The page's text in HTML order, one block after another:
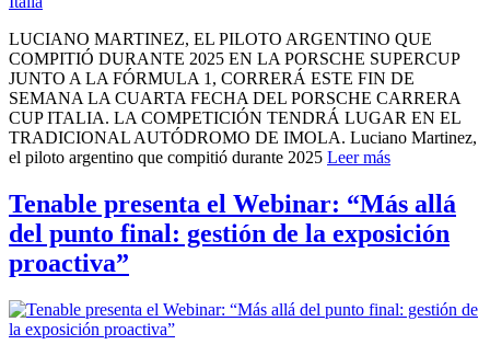
LUCIANO MARTINEZ, EL PILOTO ARGENTINO QUE
COMPITIÓ DURANTE 2025 EN LA PORSCHE SUPERCUP
JUNTO A LA FÓRMULA 1, CORRERÁ ESTE FIN DE
SEMANA LA CUARTA FECHA DEL PORSCHE CARRERA
CUP ITALIA. LA COMPETICIÓN TENDRÁ LUGAR EN EL
TRADICIONAL AUTÓDROMO DE IMOLA. Luciano Martinez,
el piloto argentino que compitió durante 2025 Leer más
Tenable presenta el Webinar: “Más allá
del punto final: gestión de la exposición
proactiva”